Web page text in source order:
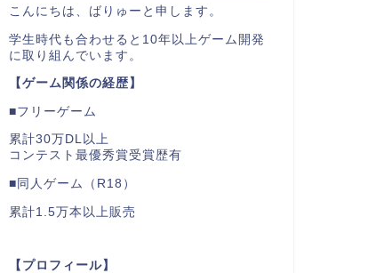
こんにちは、ばりゅーと申します。
学生時代も合わせると10年以上ゲーム開発
に取り組んでいます。
【ゲーム関係の経歴】
■フリーゲーム
累計30万DL以上
コンテスト最優秀賞受賞歴有
■同人ゲーム（R18）
累計1.5万本以上販売
【プロフィール】